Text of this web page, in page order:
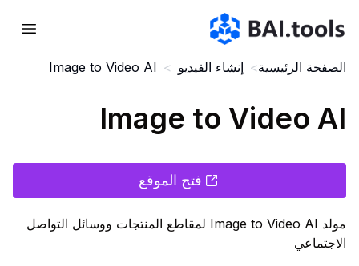
Bai.tools
الصفحة الرئيسية> إنشاء الفيديو >
Image to Video AI
Image to Video AI
فتح الموقع
مولد Image to Video AI لمقاطع المنتجات ووسائل التواصل
الاجتماعي